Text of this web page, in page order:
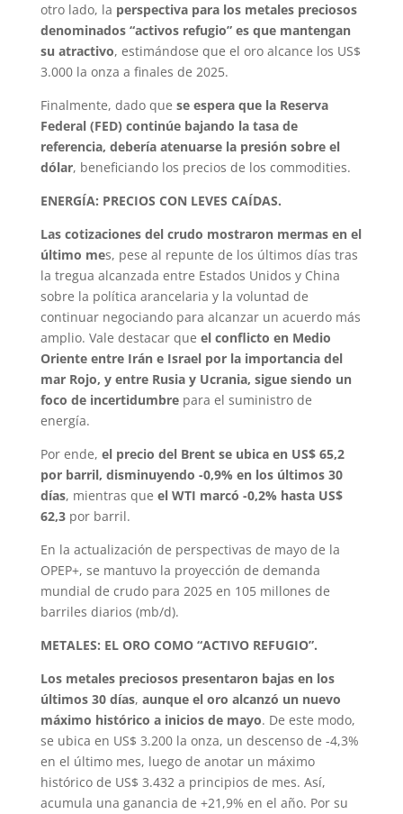
otro lado, la perspectiva para los metales preciosos
denominados “activos refugio” es que mantengan
su atractivo, estimándose que el oro alcance los US$
3.000 la onza a finales de 2025.
Finalmente, dado que se espera que la Reserva
Federal (FED) continúe bajando la tasa de
referencia, debería atenuarse la presión sobre el
dólar, beneficiando los precios de los commodities.
ENERGÍA: PRECIOS CON LEVES CAÍDAS.
Las cotizaciones del crudo mostraron mermas en el
último mes, pese al repunte de los últimos días tras
la tregua alcanzada entre Estados Unidos y China
sobre la política arancelaria y la voluntad de
continuar negociando para alcanzar un acuerdo más
amplio. Vale destacar que el conflicto en Medio
Oriente entre Irán e Israel por la importancia del
mar Rojo, y entre Rusia y Ucrania, sigue siendo un
foco de incertidumbrepara el suministro de
energía.
Por ende, el precio del Brent se ubica en US$ 65,2
por barril, disminuyendo -0,9% en los últimos 30
días, mientras que el WTI marcó -0,2% hasta US$
62,3por barril.
En la actualización de perspectivas de mayo de la
OPEP+, se mantuvo la proyección de demanda
mundial de crudo para 2025 en 105 millones de
barriles diarios (mb/d).
METALES: EL ORO COMO “ACTIVO REFUGIO”.
Los metales preciosos presentaron bajas en los
últimos 30 días, aunque el oro alcanzó un nuevo
máximo histórico a inicios de mayo. De este modo,
se ubica en US$ 3.200 la onza, un descenso de -4,3%
en el último mes, luego de anotar un máximo
histórico de US$ 3.432 a principios de mes. Así,
acumula una ganancia de +21,9% en el año. Por su